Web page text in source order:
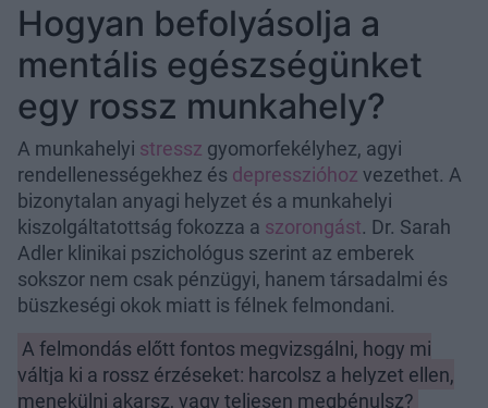
Hogyan befolyásolja a
mentális egészségünket
egy rossz munkahely?
A munkahelyi stressz gyomorfekélyhez, agyi
rendellenességekhez és depresszióhoz vezethet. A
bizonytalan anyagi helyzet és a munkahelyi
kiszolgáltatottság fokozza a szorongást. Dr. Sarah
Adler klinikai pszichológus szerint az emberek
sokszor nem csak pénzügyi, hanem társadalmi és
büszkeségi okok miatt is félnek felmondani.
A felmondás előtt fontos megvizsgálni, hogy mi
váltja ki a rossz érzéseket: harcolsz a helyzet ellen,
menekülni akarsz, vagy teljesen megbénulsz?